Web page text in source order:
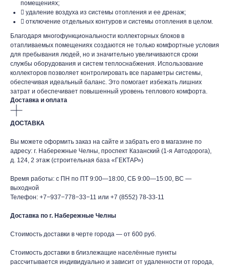
помещениях;
 удаление воздуха из системы отопления и ее дренаж;
 отключение отдельных контуров и системы отопления в целом.
Благодаря многофункциональности коллекторных блоков в
отапливаемых помещениях создаются не только комфортные условия
для пребывания людей, но и значительно увеличиваются сроки
службы оборудования и систем теплоснабжения. Использование
коллекторов позволяет контролировать все параметры системы,
обеспечивая идеальный баланс. Это помогает избежать лишних
затрат и обеспечивает повышенный уровень теплового комфорта.
Доставка и оплата
ДОСТАВКА
Вы можете оформить заказ на сайте и забрать его в магазине по
адресу: г. Набережные Челны, проспект Казанский (1-я Автодорога),
д. 124, 2 этаж (строительная база «ГЕКТАР»)
Время работы: с ПН по ПТ 9:00—18:00, СБ 9:00—15:00, ВС —
выходной
Телефон: +7−937−778−33−11 или +7 (8552) 78-33-11
Доставка по г. Набережные Челны
Стоимость доставки в черте города — от 600 руб.
Стоимость доставки в близлежащие населённые пункты
рассчитывается индивидуально и зависит от удаленности от города,